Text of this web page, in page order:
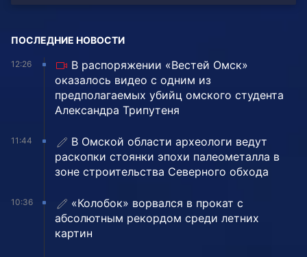
ПОСЛЕДНИЕ НОВОСТИ
12:26
В распоряжении «Вестей Омск»
оказалось видео с одним из
предполагаемых убийц омского студента
Александра Трипутеня
11:44
В Омской области археологи ведут
раскопки стоянки эпохи палеометалла в
зоне строительства Северного обхода
10:36
«Колобок» ворвался в прокат с
абсолютным рекордом среди летних
картин